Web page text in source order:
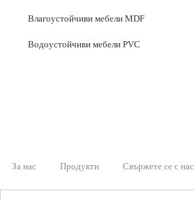
Влагоустойчиви мебели MDF
Водоустойчиви мебели PVC
За нас Продукти Свържете се с нас